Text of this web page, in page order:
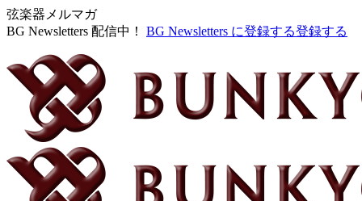
弦楽器メルマガ
BG Newsletters 配信中！
BG Newsletters に登録する登録する